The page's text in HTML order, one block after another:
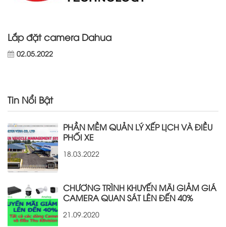
Lắp đặt camera Dahua
02.05.2022
Tin Nổi Bật
PHẦN MỀM QUẢN LÝ XẾP LỊCH VÀ ĐIỀU
PHỐI XE
18.03.2022
CHƯƠNG TRÌNH KHUYẾN MÃI GIẢM GIÁ
CAMERA QUAN SÁT LÊN ĐẾN 40%
21.09.2020